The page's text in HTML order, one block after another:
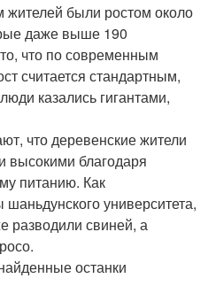
жителей были ростом около
даже выше 190
что по современным
считается стандартным,
казались гигантами,
что деревенские жители
высокими благодаря
питанию. Как
университета,
разводили свиней, а
останки